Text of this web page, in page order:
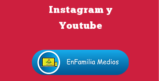
Instagram y
Youtube